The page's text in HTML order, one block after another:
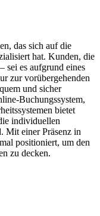
das sich auf die
hat. Kunden, die
sei es aufgrund eines
zur vorübergehenden
und sicher
Buchungssystem,
bietet
individuellen
Mit einer Präsenz in
positioniert, um den
zu decken.